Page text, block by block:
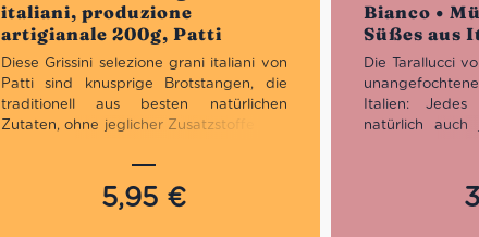
italiani, produzione
artigianale 200g, Patti
Diese Grissini selezione grani italiani von
Pattisind knusprige Brotstangen, die
traditionell aus besten natürlichen
Zutaten, ohne jeglicher Zusatzstoffe und
Ruhezeiten im Piemont hergstellt
werden. Das besondere an dieser
Variante ist die Auswahl an italienischen
5,95 €
Bianco •
Süßes aus
Die Tarallucci
Italien:
natürlich auch
ist entweder
bereits leer.
es nicht,